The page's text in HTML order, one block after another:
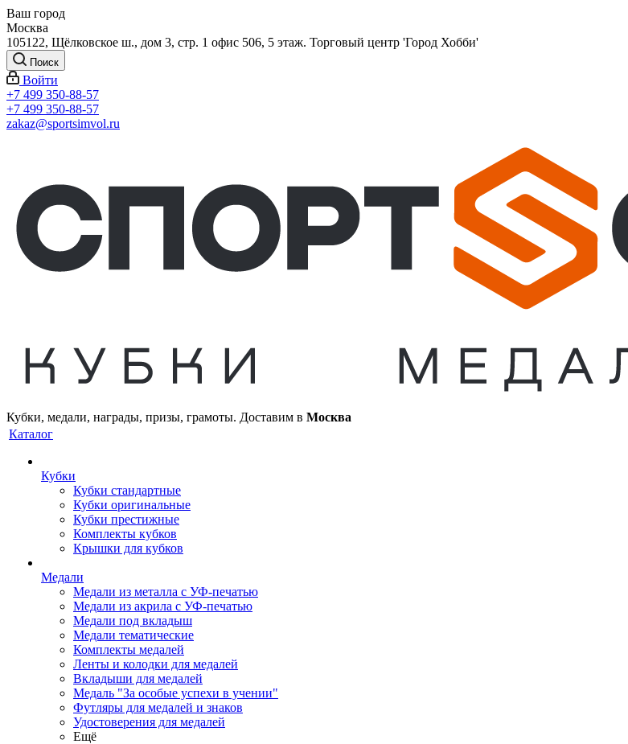
Ваш город
Москва
105122, Щёлковское ш., дом 3, стр. 1 офис 506, 5 этаж. Торговый центр 'Город Хобби'
Поиск
Войти
+7 499 350-88-57
+7 499 350-88-57
zakaz@sportsimvol.ru
Кубки, медали, награды, призы, грамоты. Доставим в Москва
Каталог
Кубки
Кубки стандартные
Кубки оригинальные
Кубки престижные
Комплекты кубков
Крышки для кубков
Медали
Медали из металла с УФ-печатью
Медали из акрила с УФ-печатью
Медали под вкладыш
Медали тематические
Комплекты медалей
Ленты и колодки для медалей
Вкладыши для медалей
Медаль "За особые успехи в учении"
Футляры для медалей и знаков
Удостоверения для медалей
Ещё